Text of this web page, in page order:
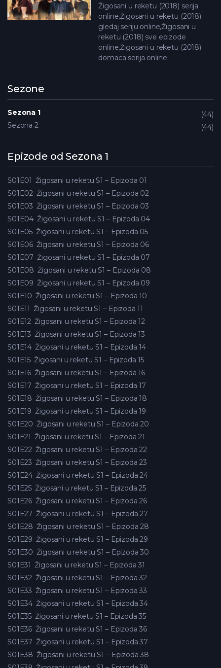
Žigosani u reketu (2018) serija
online,Žigosani u reketu (2018)
gledaj seriju online,Žigosani u
reketu (2018) sve epizode
online,Žigosani u reketu (2018)
domaca serija online
Sezone
Sezona 1
44
Sezona 2
44
Epizode od Sezona 1
S01E01 Žigosani u reketu S1 – Epizoda 01
S01E02 Žigosani u reketu S1 – Epizoda 02
S01E03 Žigosani u reketu S1 – Epizoda 03
S01E04 Žigosani u reketu S1 – Epizoda 04
S01E05 Žigosani u reketu S1 – Epizoda 05
S01E06 Žigosani u reketu S1 – Epizoda 06
S01E07 Žigosani u reketu S1 – Epizoda 07
S01E08 Žigosani u reketu S1 – Epizoda 08
S01E09 Žigosani u reketu S1 – Epizoda 09
S01E10 Žigosani u reketu S1 – Epizoda 10
S01E11 Žigosani u reketu S1 – Epizoda 11
S01E12 Žigosani u reketu S1 – Epizoda 12
S01E13 Žigosani u reketu S1 – Epizoda 13
S01E14 Žigosani u reketu S1 – Epizoda 14
S01E15 Žigosani u reketu S1 – Epizoda 15
S01E16 Žigosani u reketu S1 – Epizoda 16
S01E17 Žigosani u reketu S1 – Epizoda 17
S01E18 Žigosani u reketu S1 – Epizoda 18
S01E19 Žigosani u reketu S1 – Epizoda 19
S01E20 Žigosani u reketu S1 – Epizoda 20
S01E21 Žigosani u reketu S1 – Epizoda 21
S01E22 Žigosani u reketu S1 – Epizoda 22
S01E23 Žigosani u reketu S1 – Epizoda 23
S01E24 Žigosani u reketu S1 – Epizoda 24
S01E25 Žigosani u reketu S1 – Epizoda 25
S01E26 Žigosani u reketu S1 – Epizoda 26
S01E27 Žigosani u reketu S1 – Epizoda 27
S01E28 Žigosani u reketu S1 – Epizoda 28
S01E29 Žigosani u reketu S1 – Epizoda 29
S01E30 Žigosani u reketu S1 – Epizoda 30
S01E31 Žigosani u reketu S1 – Epizoda 31
S01E32 Žigosani u reketu S1 – Epizoda 32
S01E33 Žigosani u reketu S1 – Epizoda 33
S01E34 Žigosani u reketu S1 – Epizoda 34
S01E35 Žigosani u reketu S1 – Epizoda 35
S01E36 Žigosani u reketu S1 – Epizoda 36
S01E37 Žigosani u reketu S1 – Epizoda 37
S01E38 Žigosani u reketu S1 – Epizoda 38